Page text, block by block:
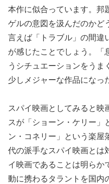
本作に似合っています。邦
ゲルの意図を汲んだのかど
言えば「トラブル」の間違
が感じたことでしょう。「
うシチュエーションをうま
少しメジャーな作品になっ
スパイ映画としてみると映
スが「ショーン・ケリー」
ン・コネリー」という楽屋
代の派手なスパイ映画とは
イ映画であることは明らか
動に携わるタラントを国内